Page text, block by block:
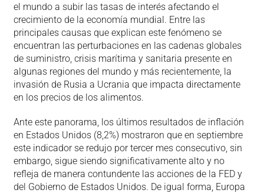
el mundo a subir las tasas de interés afectando el
crecimiento de la economía mundial. Entre las
principales causas que explican este fenómeno se
encuentran las perturbaciones en las cadenas globales
de suministro, crisis marítima y sanitaria presente en
algunas regiones del mundo y más recientemente, la
invasión de Rusia a Ucrania que impacta directamente
en los precios de los alimentos.
Ante este panorama, los últimos resultados de inflación
en Estados Unidos (8,2%) mostraron que en septiembre
este indicador se redujo por tercer mes consecutivo, sin
embargo, sigue siendo significativamente alto y no
refleja de manera contundente las acciones de la FED y
del Gobierno de Estados Unidos. De igual forma, Europa